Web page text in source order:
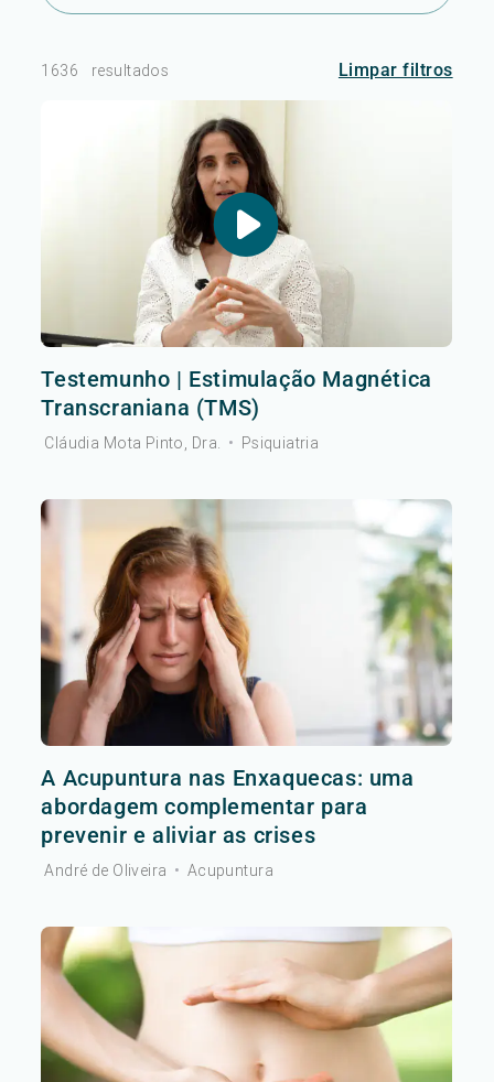
1636 resultados Limpar filtros
Testemunho | Estimulação Magnética
Transcraniana (TMS)
Cláudia Mota Pinto, Dra. • Psiquiatria
A Acupuntura nas Enxaquecas: uma
abordagem complementar para
prevenir e aliviar as crises
André de Oliveira • Acupuntura